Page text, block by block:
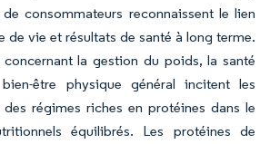
consommateurs reconnaissent le lien
de vie et résultats de santé à long terme.
la gestion du poids, la santé
être physique général incitent les
régimes riches en protéines dans le
équilibrés. Les protéines de